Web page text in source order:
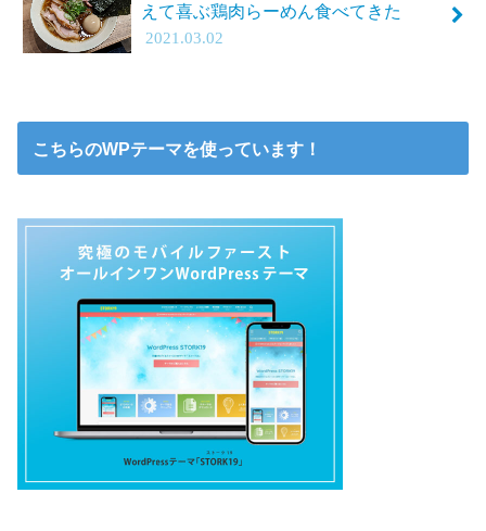
えて喜ぶ鶏肉らーめん食べてきた
2021.03.02
こちらのWPテーマを使っています！